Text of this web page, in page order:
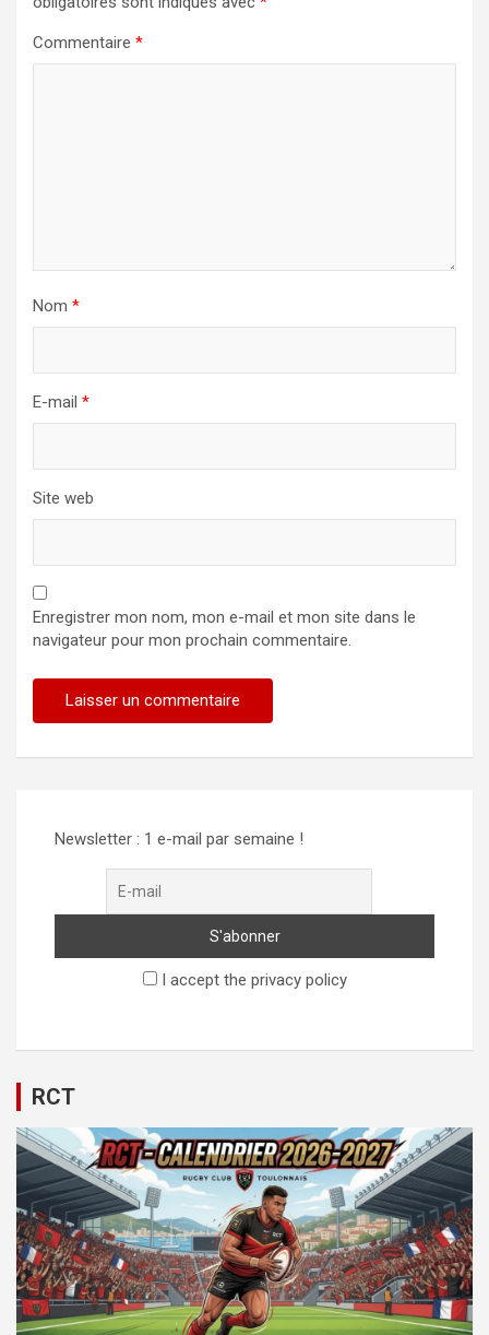
Commentaire *
Nom *
E-mail *
Site web
Enregistrer mon nom, mon e-mail et mon site dans le
navigateur pour mon prochain commentaire.
Newsletter : 1 e-mail par semaine !
I accept the privacy policy
RCT